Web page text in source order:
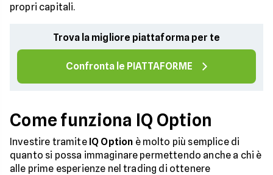
propri capitali.
Trova la migliore piattaforma per te
Confronta le PIATTAFORME
Come funziona IQ Option
Investire tramite IQ Option è molto più semplice di
quanto si possa immaginare permettendo anche a chi è
alle prime esperienze nel trading di ottenere